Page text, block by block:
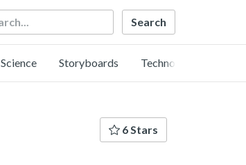
Science Storyboards Technology
6 Stars